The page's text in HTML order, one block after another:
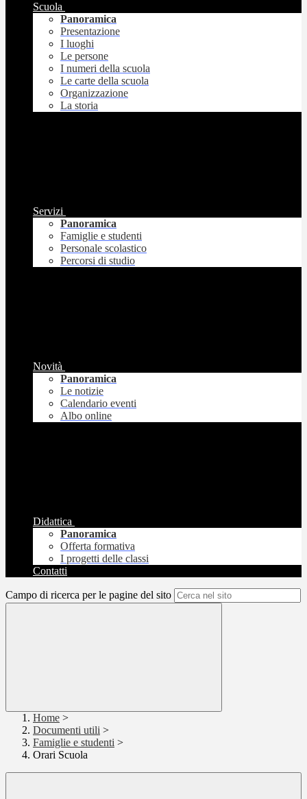
Scuola
Panoramica
Presentazione
I luoghi
Le persone
I numeri della scuola
Le carte della scuola
Organizzazione
La storia
Servizi
Panoramica
Famiglie e studenti
Personale scolastico
Percorsi di studio
Novità
Panoramica
Le notizie
Calendario eventi
Albo online
Didattica
Panoramica
Offerta formativa
I progetti delle classi
Contatti
Campo di ricerca per le pagine del sito
Home >
Documenti utili >
Famiglie e studenti >
Orari Scuola